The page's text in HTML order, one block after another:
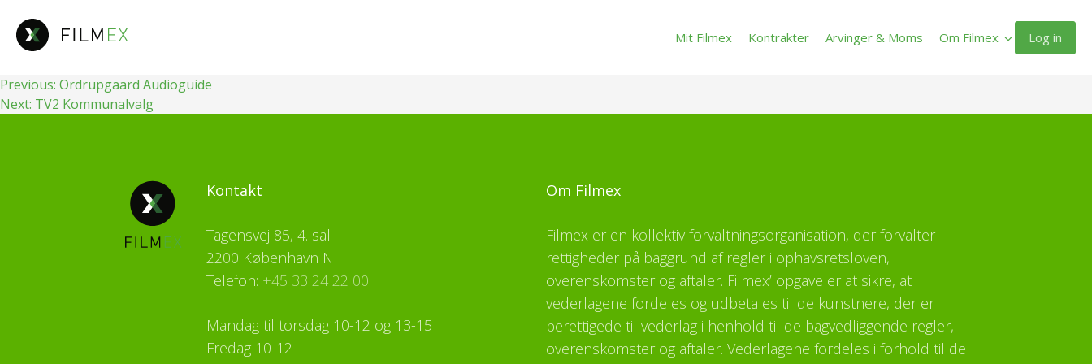
indhold
Mit Filmex Kontrakter Arvinger & Moms Om Filmex Log in
Indlægsnavigation
Previous: Ordrupgaard Audioguide
Next: TV2 Kommunalvalg
Kontakt
Tagensvej 85, 4. sal
2200 København N
Telefon: +45 33 24 22 00
Mandag til torsdag 10-12 og 13-15
Fredag 10-12
Om Filmex
Filmex er en kollektiv forvaltningsorganisation, der forvalter
rettigheder på baggrund af regler i ophavsretsloven,
overenskomster og aftaler. Filmex’ opgave er at sikre, at
vederlagene fordeles og udbetales til de kunstnere, der er
berettigede til vederlag i henhold til de bagvedliggende regler,
overenskomster og aftaler. Vederlagene fordeles i forhold til de